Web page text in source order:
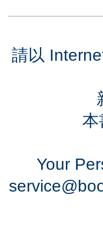
請以
本
Your